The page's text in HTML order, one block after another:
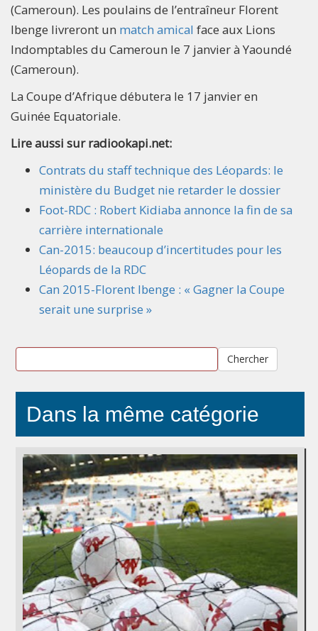
(Cameroun). Les poulains de l’entraîneur Florent
Ibenge livreront un match amical face aux Lions
Indomptables du Cameroun le 7 janvier à Yaoundé
(Cameroun).
La Coupe d’Afrique débutera le 17 janvier en
Guinée Equatoriale.
Lire aussi sur radiookapi.net:
Contrats du staff technique des Léopards: le
ministère du Budget nie retarder le dossier
Foot-RDC : Robert Kidiaba annonce la fin de sa
carrière internationale
Can-2015: beaucoup d’incertitudes pour les
Léopards de la RDC
Can 2015-Florent Ibenge : « Gagner la Coupe
serait une surprise »
Chercher
Dans la même catégorie